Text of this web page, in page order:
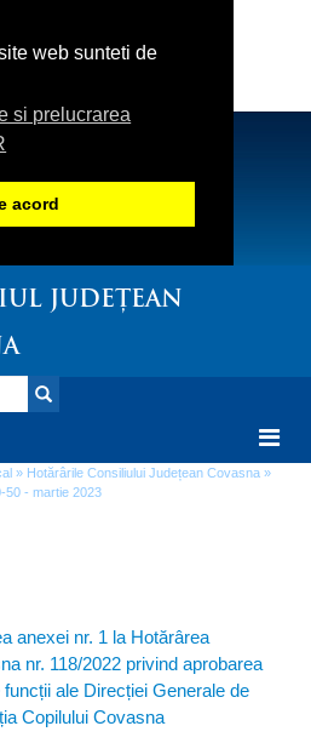
web sunteti de
si prelucrarea
acord
JUDEȚEAN
» Hotărârile Consiliului Județean Covasna »
50 - martie 2023
anexei nr. 1 la Hotărârea
nr. 118/2022 privind aprobarea
ale Direcției Generale de
Copilului Covasna